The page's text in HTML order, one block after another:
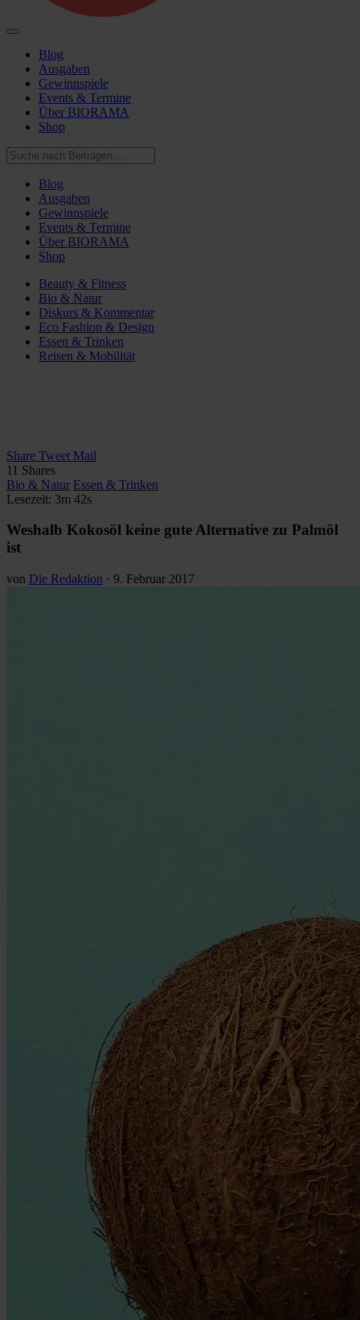
Blog
Ausgaben
Gewinnspiele
Events & Termine
Über BIORAMA
Shop
Blog
Ausgaben
Gewinnspiele
Events & Termine
Über BIORAMA
Shop
Beauty & Fitness
Bio & Natur
Diskurs & Kommentar
Eco Fashion & Design
Essen & Trinken
Reisen & Mobilität
Share Tweet Mail
11 Shares
Bio & Natur Essen & Trinken
Lesezeit: 3m 42s
Weshalb Kokosöl keine gute Alternative zu Palmöl
ist
von Die Redaktion · 9. Februar 2017